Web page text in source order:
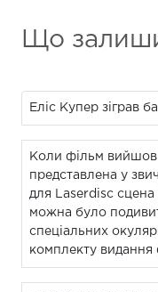
Що
Еліс Купер зіграв
Коли фільм вийшов
представлена у
для Laserdisc сцена
можна було
спеціальних
комплекту видання